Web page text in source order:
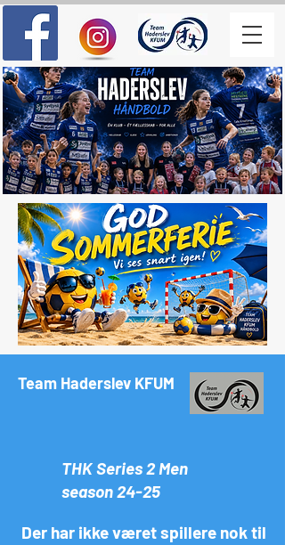
Team Haderslev KFUM
THK Series 2 Men
season 24-25
Der har ikke været spillere nok til